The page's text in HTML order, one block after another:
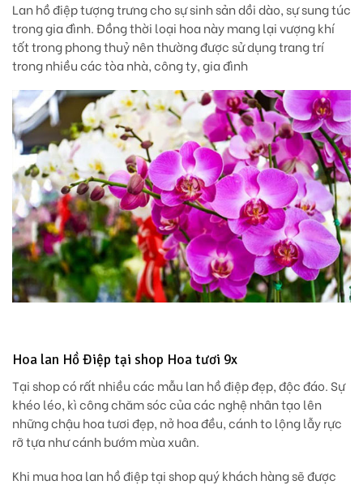
Lan hồ điệp tượng trưng cho sự sinh sản dồi dào, sự sung túc
trong gia đình. Đồng thời loại hoa này mang lại vượng khí
tốt trong phong thuỷ nên thường được sử dụng trang trí
trong nhiều các tòa nhà, công ty, gia đình
Hoa lan Hồ Điệp tại shop Hoa tươi 9x
Tại shop có rất nhiều các mẫu lan hồ điệp đẹp, độc đáo. Sự
khéo léo, kì công chăm sóc của các nghệ nhân tạo lên
những chậu hoa tươi đẹp, nở hoa đều, cánh to lộng lẫy rực
rỡ tựa như cánh bướm mùa xuân.
Khi mua hoa lan hồ điệp tại shop quý khách hàng sẽ được